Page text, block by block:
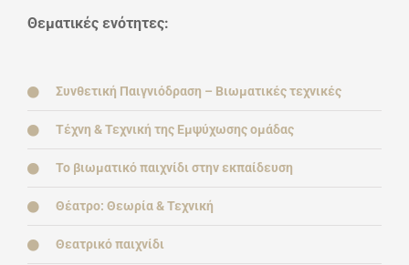
Θεματικές ενότητες:
Συνθετική Παιγνιόδραση – Βιωματικές τεχνικές
Τέχνη & Τεχνική της Εμψύχωσης ομάδας
Το βιωματικό παιχνίδι στην εκπαίδευση
Θέατρο: Θεωρία & Τεχνική
Θεατρικό παιχνίδι